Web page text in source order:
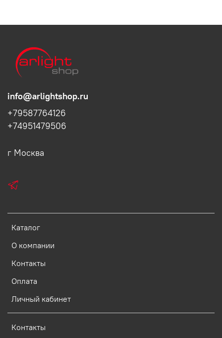
Каталог
О компании
Контакты
Оплата
Личный кабинет
Контакты
info@arlightshop.ru
+79587764126
+74951479506
г Москва